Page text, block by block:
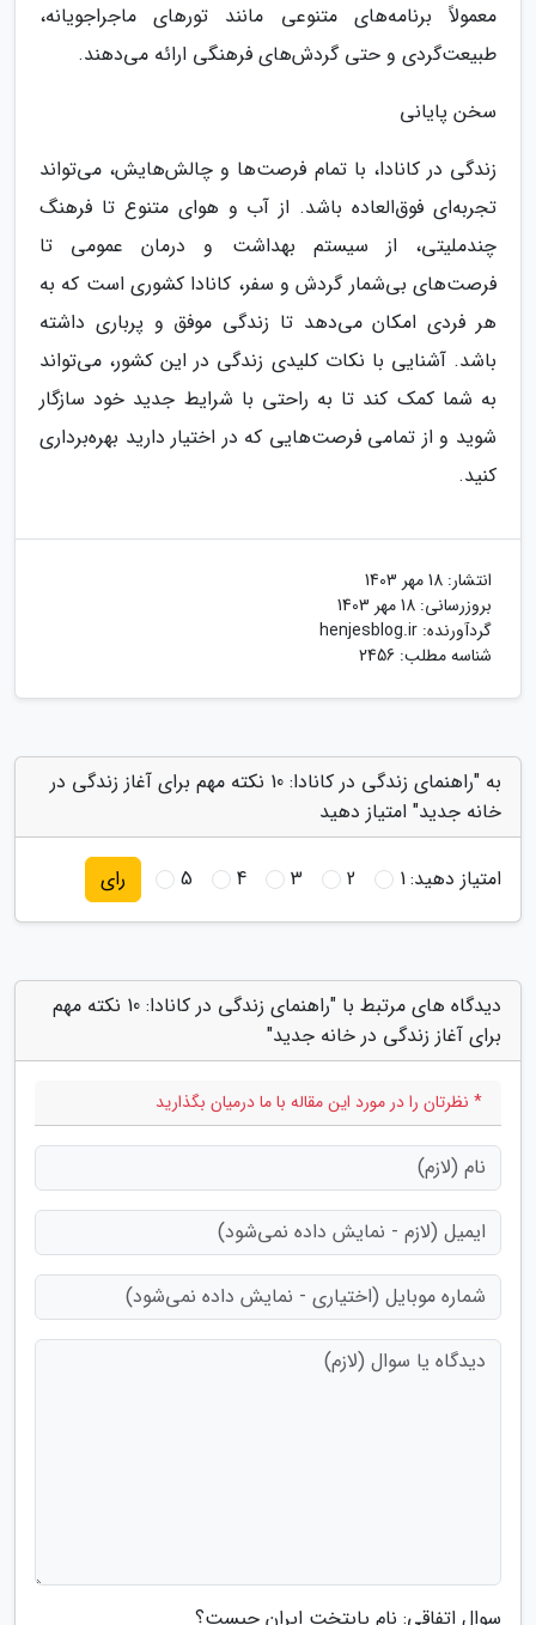
معمولاً برنامه‌های متنوعی مانند تورهای ماجراجویانه،
طبیعت‌گردی و حتی گردش‌های فرهنگی ارائه می‌دهند.
سخن پایانی
زندگی در کانادا، با تمام فرصت‌ها و چالش‌هایش، می‌تواند
تجربه‌ای فوق‌العاده باشد. از آب و هوای متنوع تا فرهنگ
چندملیتی، از سیستم بهداشت و درمان عمومی تا
فرصت‌های بی‌شمار گردش و سفر، کانادا کشوری است که به
هر فردی امکان می‌دهد تا زندگی موفق و پرباری داشته
باشد. آشنایی با نکات کلیدی زندگی در این کشور، می‌تواند
به شما کمک کند تا به راحتی با شرایط جدید خود سازگار
شوید و از تمامی فرصت‌هایی که در اختیار دارید بهره‌برداری
کنید.
انتشار: 18 مهر 1403
بروزرسانی: 18 مهر 1403
گردآورنده: henjesblog.ir
شناسه مطلب: 2456
به "راهنمای زندگی در کانادا: 10 نکته مهم برای آغاز زندگی در
خانه جدید" امتیاز دهید
امتیاز دهید:1
2
3
4
5 رای
دیدگاه های مرتبط با "راهنمای زندگی در کانادا: 10 نکته مهم
برای آغاز زندگی در خانه جدید"
* نظرتان را در مورد این مقاله با ما درمیان بگذارید
سوال اتفاقی: نام پایتخت ایران چیست؟